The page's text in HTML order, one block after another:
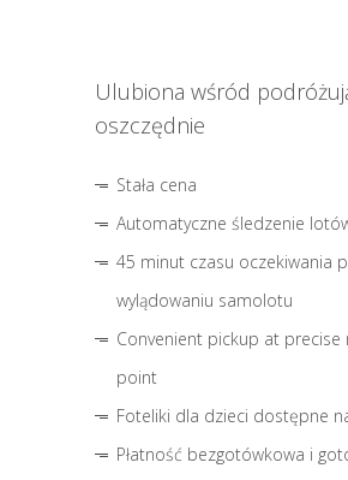
Ulubiona wśród
oszczędnie
Stała cena
Automatyczne śledzenie
45 minut czasu oczekiwania
wylądowaniu samolotu
Convenient pickup at precise
point
Foteliki dla dzieci dostępne
Płatność bezgotówkowa i